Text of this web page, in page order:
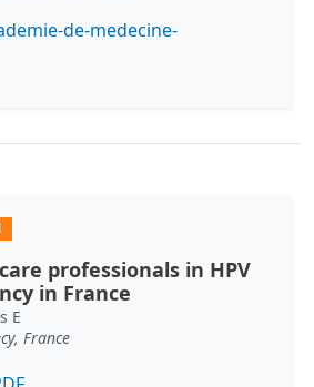
de-medecine-
professionals in HPV
in France
E
France